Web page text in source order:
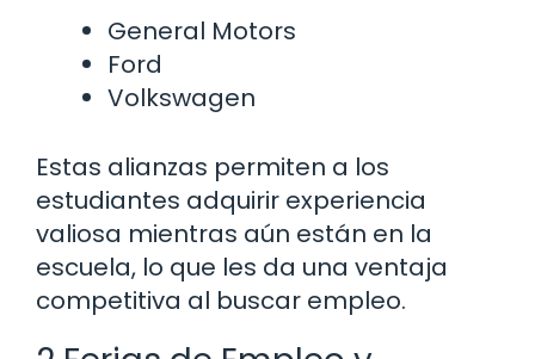
General Motors
Ford
Volkswagen
Estas alianzas permiten a los
estudiantes adquirir experiencia
valiosa mientras aún están en la
escuela, lo que les da una ventaja
competitiva al buscar empleo.